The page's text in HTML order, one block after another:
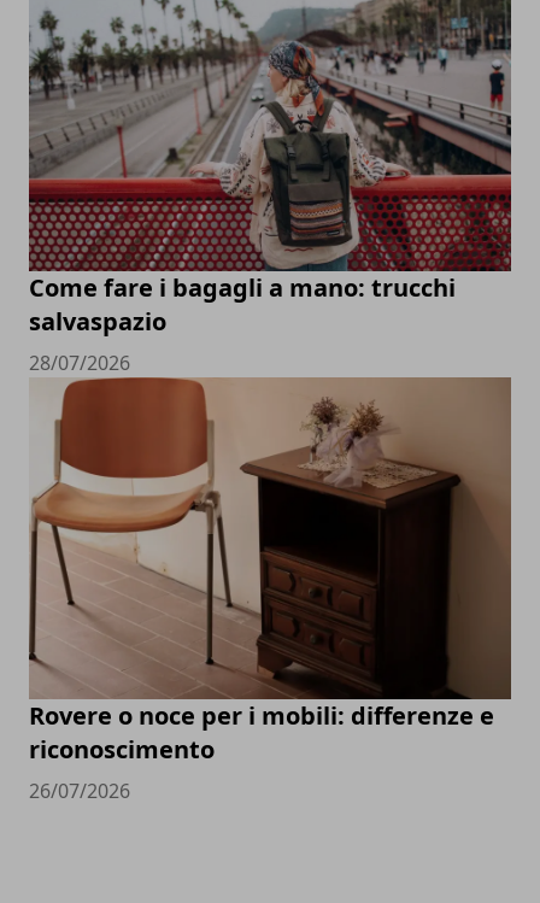
Come fare i bagagli a mano: trucchi
salvaspazio
28/07/2026
Rovere o noce per i mobili: differenze e
riconoscimento
26/07/2026